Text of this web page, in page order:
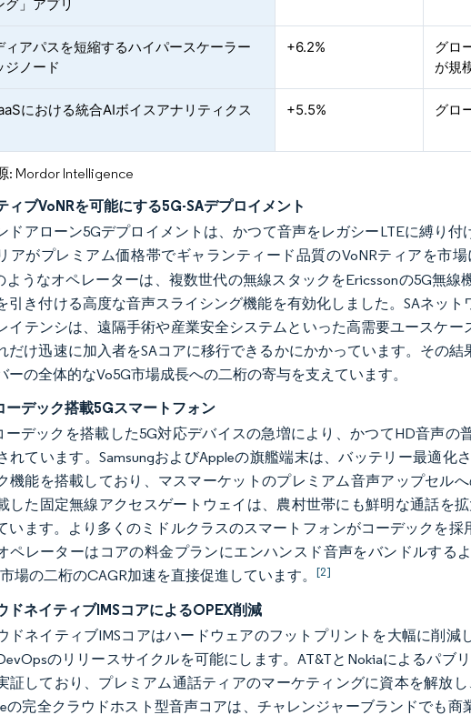
グ」アプリ
ィアパスを短縮するハイパースケーラー
ジノード
+6.2%
グロ
が規
における統合AIボイスアナリティクス +5.5% グロ
: Mordor Intelligence
ィブVoNRを可能にする5G-SAデプロイメント
ドアローン5Gデプロイメントは、かつて音声をレガシーLTEに縛り付
アがプレミアム価格帯でギャランティード品質のVoNRティアを市
ようなオペレーターは、複数世代の無線スタックをEricssonの5G無
引き付ける高度な音声スライシング機能を有効化しました。SAネッ
イテンシは、遠隔手術や産業安全システムといった高需要ユースケ
だけ迅速に加入者をSAコアに移行できるかにかかっています。その
ーの全体的なVo5G市場成長への二桁の寄与を支えています。
ーデック搭載5Gスマートフォン
ーデックを搭載した5G対応デバイスの急増により、かつてHD音声
れています。SamsungおよびAppleの旗艦端末は、バッテリー最適化
機能を搭載しており、マスマーケットのプレミアム音声アップセル
した固定無線アクセスゲートウェイは、農村世帯にも鮮明な通話を
います。より多くのミドルクラスのスマートフォンがコーデックを
ペレーターはコアの料金プランにエンハンスド音声をバンドルする
場の二桁のCAGR加速を直接促進しています。[2]
ドネイティブIMSコアによるOPEX削減
ドネイティブIMSコアはハードウェアのフットプリントを大幅に削
のリリースサイクルを可能にします。AT&TとNokiaによるパブ
証しており、プレミアム通話ティアのマーケティングに資本を解放
の完全クラウドホスト型音声コアは、チャレンジャーブランドでも